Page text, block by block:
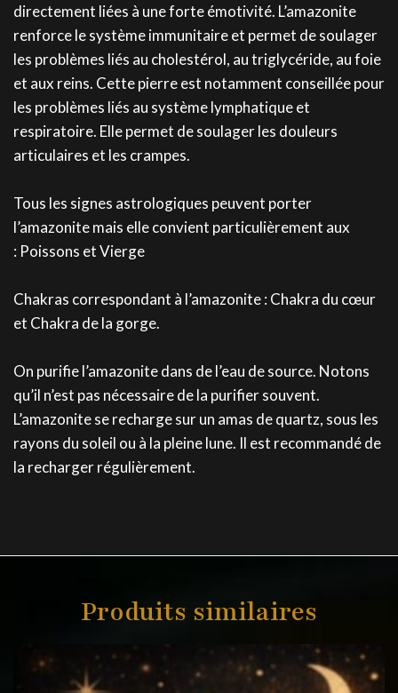
directement liées à une forte émotivité. L’amazonite
renforce le système immunitaire et permet de soulager
les problèmes liés au cholestérol, au triglycéride, au foie
et aux reins. Cette pierre est notamment conseillée pour
les problèmes liés au système lymphatique et
respiratoire. Elle permet de soulager les douleurs
articulaires et les crampes.
Tous les signes astrologiques peuvent porter
l’amazonite mais elle convient particulièrement aux
: Poissons et Vierge
Chakras correspondant à l’amazonite : Chakra du cœur
et Chakra de la gorge.
On purifie l’amazonite dans de l’eau de source. Notons
qu’il n’est pas nécessaire de la purifier souvent.
L’amazonite se recharge sur un amas de quartz, sous les
rayons du soleil ou à la pleine lune. Il est recommandé de
la recharger régulièrement.
Produits similaires